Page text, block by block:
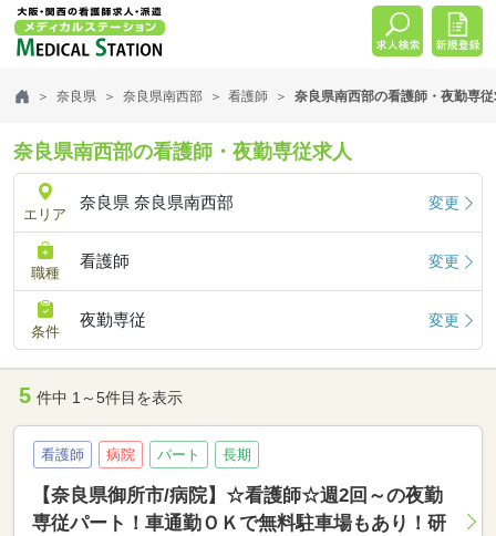
奈良県 奈良県南西部 看護師 奈良県南西部の看護師・夜勤専
奈良県南西部の看護師・夜勤専従求人
エリア
奈良県 奈良県南西部 変更
職種
看護師 変更
条件
夜勤専従 変更
5 件中 1～5件目を表示
看護師 病院 パート 長期
【奈良県御所市/病院】☆看護師☆週2回～の夜勤
専従パート！車通勤ＯＫで無料駐車場もあり！研